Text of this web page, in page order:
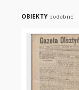
OBIEKTY podobne